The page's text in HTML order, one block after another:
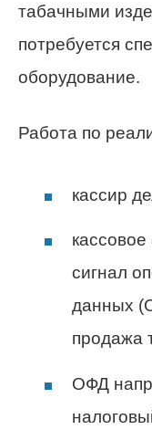
табачными
потребуется
оборудование.
Работа по
кассир
сигнал
данных
продажа
ОФД